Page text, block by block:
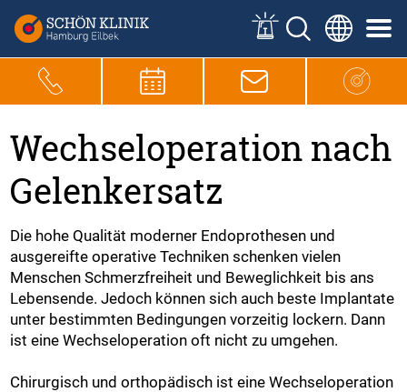
Wechseloperation nach
Gelenkersatz
Die hohe Qualität moderner Endoprothesen und
ausgereifte operative Techniken schenken vielen
Menschen Schmerzfreiheit und Beweglichkeit bis ans
Lebensende. Jedoch können sich auch beste Implantate
unter bestimmten Bedingungen vorzeitig lockern. Dann
ist eine Wechseloperation oft nicht zu umgehen.
Chirurgisch und orthopädisch ist eine Wechseloperation